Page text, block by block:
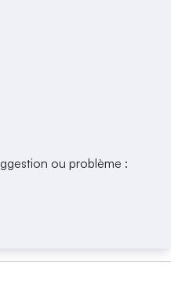
ou problème :